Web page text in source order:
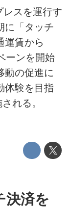
レスを運行す
に「タッチ
運賃から
ーンを開始
動の促進に
体験を目指
れる。
決済を